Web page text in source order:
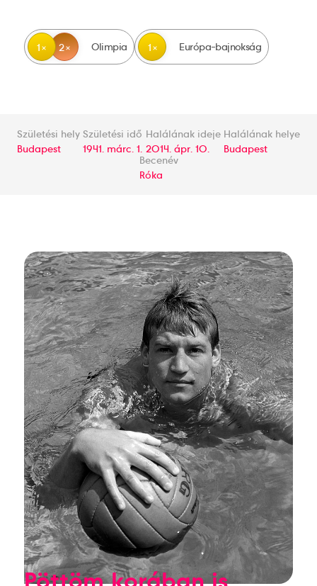
1 2 Olimpia 1 Európa-bajnokság
Születési hely
Budapest
Születési idő
1941. márc. 1.
Halálának ideje
2014. ápr. 10.
Halálának helye
Budapest
Becenév
Róka